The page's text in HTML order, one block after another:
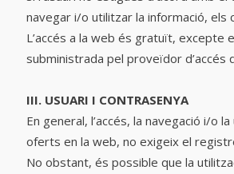
navegar i/o utilitzar la informació,
L’accés a la web és gratuït, excepte
subministrada pel proveïdor d’accés
III. USUARI I CONTRASENYA
En general, l’accés, la navegació i/o
oferts en la web, no exigeix el
No obstant, és possible que la